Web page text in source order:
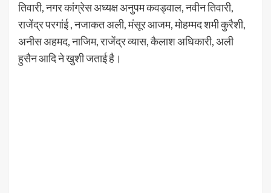
तिवारी, नगर कांग्रेस अध्यक्ष अनुपम कवड्वाल, नवीन तिवारी,
राजेंद्र परगांई , नजाकत अली, मंसूर आजम, मोहम्मद शमी कुरैशी,
अनीस अहमद, नाजिम, राजेंद्र व्यास, कैलाश अधिकारी, अली
हुसैन आदि ने खुशी जताई है।